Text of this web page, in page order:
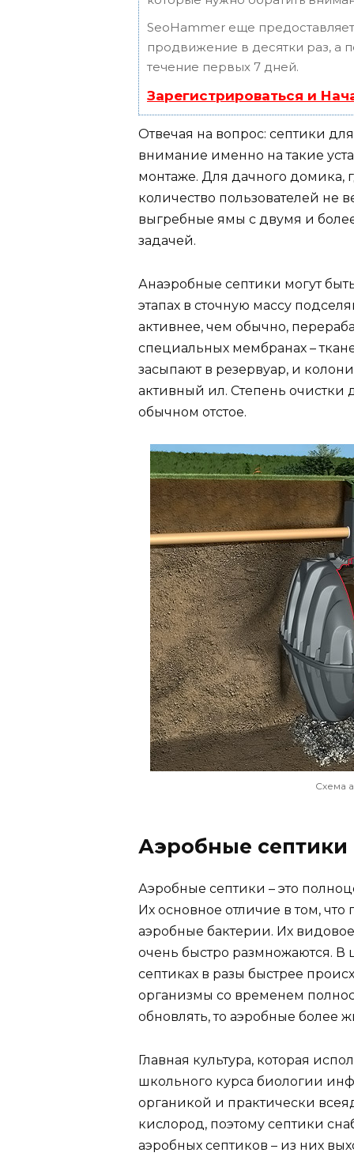
SeoHammer еще
продвижение в десятки раз, а
течение первых 7 дней.
Зарегистрироваться и
Отвечая на вопрос: септики
внимание именно на такие
монтаже. Для дачного домика,
количество пользователей не
выгребные ямы с двумя и
задачей.
Анаэробные септики могут
этапах в сточную массу
активнее, чем обычно,
специальных мембранах –
засыпают в резервуар, и
активный ил. Степень очистки
обычном отстое.
Схема
Аэробные септики
Аэробные септики – это
Их основное отличие в том,
аэробные бактерии. Их
очень быстро размножаются. В
септиках в разы быстрее
организмы со временем
обновлять, то аэробные более
Главная культура, которая
школьного курса биологии
органикой и практически
кислород, поэтому септики
аэробных септиков – из них